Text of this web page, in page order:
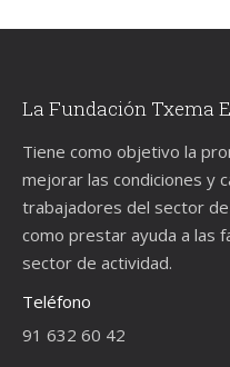
La Fundación Txema
Tiene como objetivo la
mejorar las condiciones y
trabajadores del sector
como prestar ayuda a las
sector de actividad.
Teléfono
91 632 60 42